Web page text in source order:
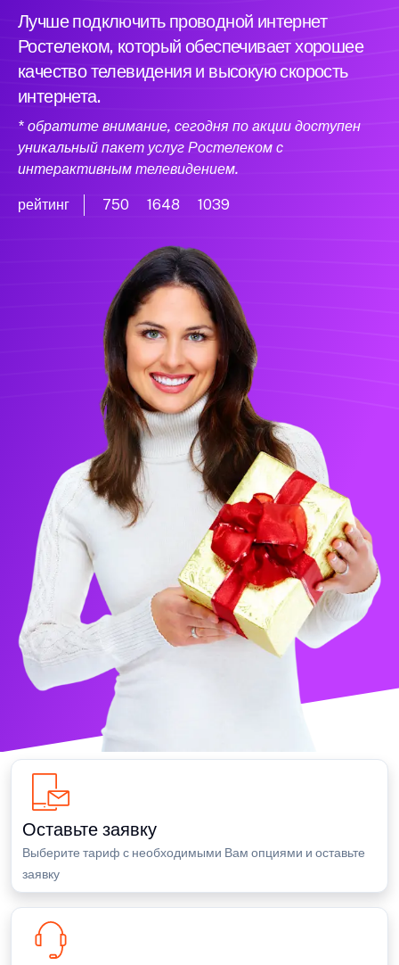
Лучше подключить проводной интернет
Ростелеком, который обеспечивает хорошее
качество телевидения и высокую скорость
интернета.
* обратите внимание, сегодня по акции доступен
уникальный пакет услуг Ростелеком с
интерактивным телевидением.
рейтинг 750 1648 1039
Оставьте заявку
Выберите тариф с необходимыми Вам опциями и оставьте
заявку